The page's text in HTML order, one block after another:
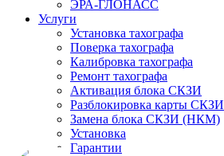
ЭРА-ГЛОНАСС
Услуги
Установка тахографа
Поверка тахографа
Калибровка тахографа
Ремонт тахографа
Активация блока СКЗИ
Разблокировка карты СКЗИ
Замена блока СКЗИ (НКМ)
Установка
Гарантии